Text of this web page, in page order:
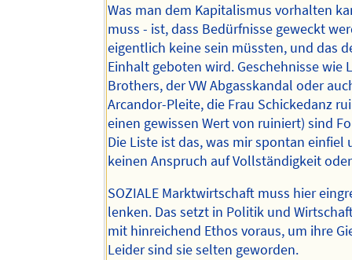
Was man dem Kapitalismus vorhalten
muss - ist, dass Bedürfnisse geweckt
eigentlich keine sein müssten, und das
Einhalt geboten wird. Geschehnisse wie
Brothers, der VW Abgasskandal oder
Arcandor-Pleite, die Frau Schickedanz
einen gewissen Wert von ruiniert) sind
Die Liste ist das, was mir spontan einfiel
keinen Anspruch auf Vollständigkeit
SOZIALE Marktwirtschaft muss hier
lenken. Das setzt in Politik und
mit hinreichend Ethos voraus, um ihre
Leider sind sie selten geworden.